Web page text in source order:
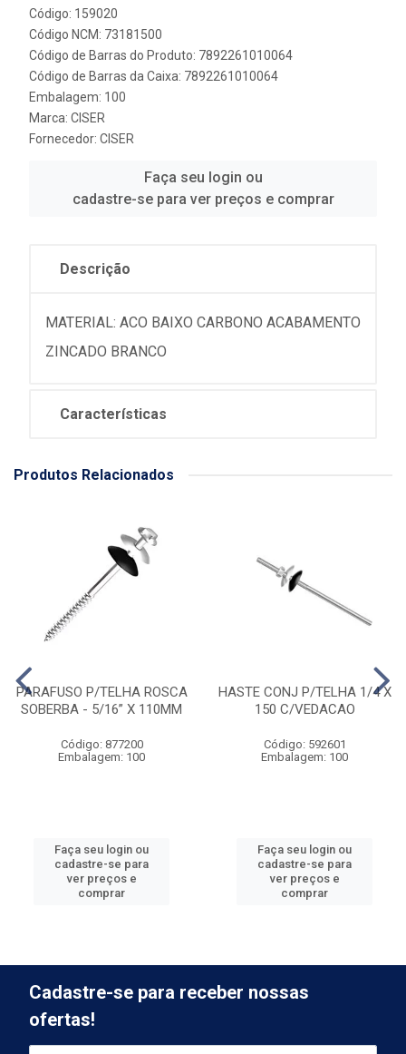
Código: 159020
Código NCM: 73181500
Código de Barras do Produto: 7892261010064
Código de Barras da Caixa: 7892261010064
Embalagem: 100
Marca: CISER
Fornecedor: CISER
Faça seu login ou
cadastre-se para ver preços e comprar
Descrição
MATERIAL: ACO BAIXO CARBONO ACABAMENTO
ZINCADO BRANCO
Características
Produtos Relacionados
PARAFUSO P/TELHA ROSCA
SOBERBA - 5/16” X 110MM
Código: 877200
Embalagem: 100
Faça seu login ou
cadastre-se para
ver preços e
comprar
HASTE CONJ P/TELHA 1/4 X
150 C/VEDACAO
Código: 592601
Embalagem: 100
Faça seu login ou
cadastre-se para
ver preços e
comprar
Cadastre-se para receber nossas
ofertas!